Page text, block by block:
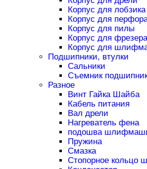
Корпус для лобзика
Корпус для
Корпус для пилы
Корпус для фрезера
Корпус для
Подшипники, втулки
Сальники
Съемник
Разное
Винт Гайка Шайба
Кабель питания
Вал дрели
Нагреватель фена
подошва
Пружина
Смазка
Стопорное кольцо